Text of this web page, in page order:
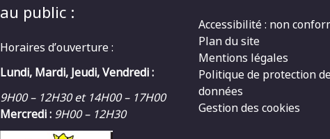
au public :
Horaires d’ouverture :
Lundi, Mardi, Jeudi, Vendredi :
9H00 – 12H30 et 14H00 – 17H00
Mercredi : 9H00 – 12H30
Accessibilité : non
Plan du site
Mentions légales
Politique de protection
données
Gestion des cookies